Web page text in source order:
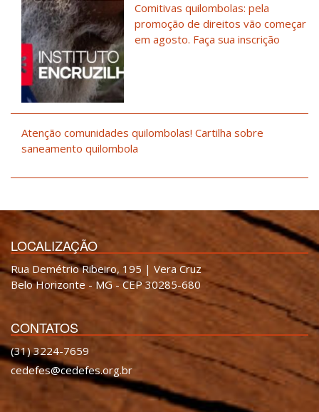
Comitivas quilombolas: pela
promoção de direitos vão começar
em agosto. Faça sua inscrição
Atenção comunidades quilombolas! Cartilha sobre
saneamento quilombola
LOCALIZAÇÃO
Rua Demétrio Ribeiro, 195 | Vera Cruz
Belo Horizonte - MG - CEP 30285-680
CONTATOS
(31) 3224-7659
cedefes@cedefes.org.br